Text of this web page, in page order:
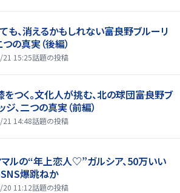
も、消えるかもしれない――富良野ブルーリ
つの真実（後編）
15:25話題の投稿
をつく。文化人が挑む、北の球団――富良野ブ
ジ、二つの真実（前編）
14:48話題の投稿
ルの“年上恋人♡”ガルシア、50万いい
爆跳ねか
11:12話題の投稿